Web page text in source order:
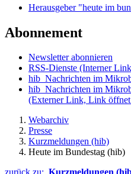
Herausgeber "heute im
Abonnement
Newsletter abonnieren
RSS-Dienste (Interner
hib_Nachrichten im
hib_Nachrichten im
(Externer Link, Link öffnet
Webarchiv
Presse
Kurzmeldungen (hib)
Heute im Bundestag (hib)